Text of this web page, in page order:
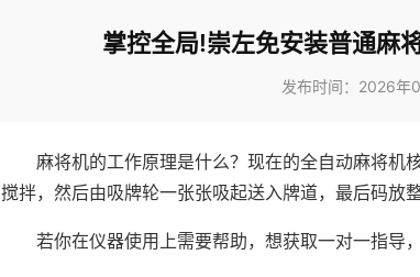
掌控全局!崇左免安装普通麻
发布时间：2026年
麻将机的工作原理是什么？现在的全自动麻将机
搅拌，然后由吸牌轮一张张吸起送入牌道，最后码放
若你在仪器使用上需要帮助，想获取一对一指导